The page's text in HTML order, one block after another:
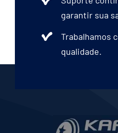
garantir sua
Trabalhamos
qualidade.